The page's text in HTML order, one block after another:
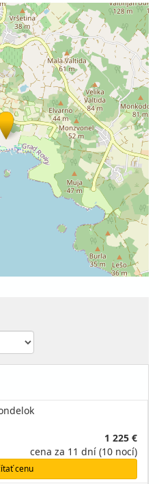
1 225 €
cena za 11 dní (10 nocí)
cenu